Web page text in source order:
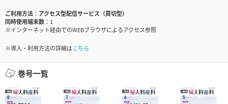
ご利用方法
アクセス型配信サービス（買切型）
同時使用端末数
1
※インターネット経由でのWEBブラウザによるアクセス参照
※導入・利用方法の詳細はこちら
巻号一覧